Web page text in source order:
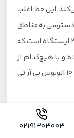
02191303003
این خط، اغلب
دسترسی به مناطق
مختلف غرب را آسان‌تر می‌کند. خط 10 شامل 26 ایستگاه است که
با هیچ‌کدام از
خطوط تقاطع ندارد. لیست ایستگاه‌های خط 10 اتوبوس بی آر تی